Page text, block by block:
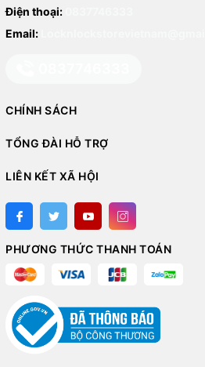
Điện thoại:
Email:
CHÍNH SÁCH
TỔNG ĐÀI HỖ TRỢ
LIÊN KẾT XÃ HỘI
PHƯƠNG THỨC THANH TOÁN